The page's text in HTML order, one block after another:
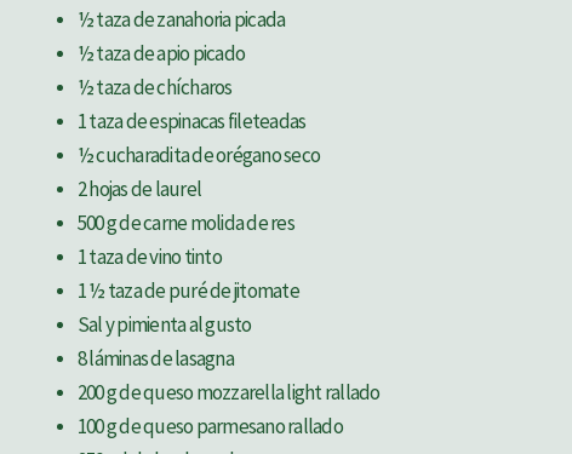
½ taza de zanahoria picada
½ taza de apio picado
½ taza de chícharos
1 taza de espinacas fileteadas
½ cucharadita de orégano seco
2 hojas de laurel
500 g de carne molida de res
1 taza de vino tinto
1 ½ taza de puré de jitomate
Sal y pimienta al gusto
8 láminas de lasagna
200 g de queso mozzarella light rallado
100 g de queso parmesano rallado